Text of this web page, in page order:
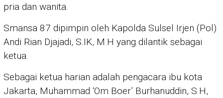
pria dan wanita.
Smansa 87 dipimpin oleh Kapolda Sulsel Irjen (Pol)
Andi Rian Djajadi, S.IK, M.H yang dilantik sebagai
ketua.
Sebagai ketua harian adalah pengacara ibu kota
Jakarta, Muhammad ‘Om Boer’ Burhanuddin, S.H,